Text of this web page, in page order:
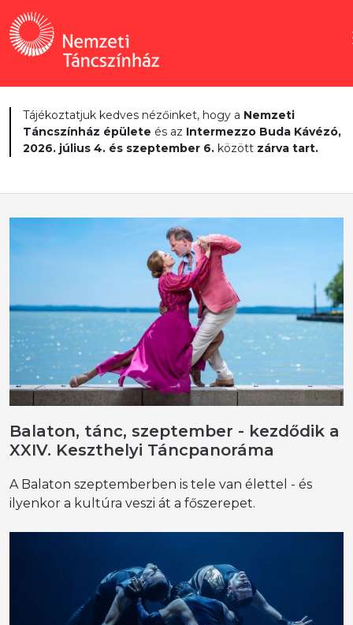
Tájékoztatjuk kedves nézőinket, hogy a Nemzeti
Táncszínház épülete és az Intermezzo Buda Kávézó,
2026. július 4. és szeptember 6. között zárva tart.
Balaton, tánc, szeptember - kezdődik a
XXIV. Keszthelyi Táncpanoráma
A Balaton szeptemberben is tele van élettel - és
ilyenkor a kultúra veszi át a főszerepet.